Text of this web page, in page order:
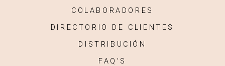
COLABORADORES
DIRECTORIO DE CLIENTES
DISTRIBUCIÓN
FAQ’S